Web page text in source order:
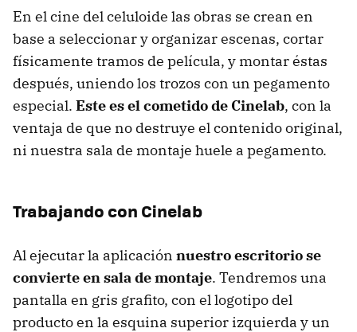
En el cine del celuloide las obras se crean en
base a seleccionar y organizar escenas, cortar
físicamente tramos de película, y montar éstas
después, uniendo los trozos con un pegamento
especial. Este es el cometido de Cinelab, con la
ventaja de que no destruye el contenido original,
ni nuestra sala de montaje huele a pegamento.
Trabajando con Cinelab
Al ejecutar la aplicación nuestro escritorio se
convierte en sala de montaje. Tendremos una
pantalla en gris grafito, con el logotipo del
producto en la esquina superior izquierda y un